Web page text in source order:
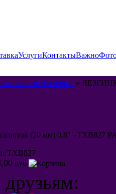
УслугиКонтактыВажно
- малые батареи 1 »
салютов (20 мм) 0,8" –TXB827
TXB827
руб